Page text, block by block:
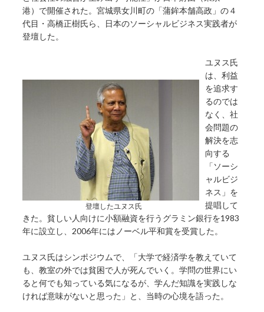
港）で開催された。宮城県女川町の「蒲鉾本舗高政」の４
代目・高橋正樹氏ら、日本のソーシャルビジネス実践者が
登壇した。
登壇したユヌス氏
ユヌス氏
は、利益
を追求す
るのでは
なく、社
会問題の
解決を志
向する
「ソーシ
ャルビジ
ネス」を
提唱して
きた。貧しい人向けに小額融資を行うグラミン銀行を1983
年に設立し、2006年にはノーベル平和賞を受賞した。
ユヌス氏はシンポジウムで、「大学で経済学を教えていて
も、教室の外では貧困で人が死んでいく。学問の世界にい
ると何でも知っている気になるが、学んだ知識を実践しな
ければ意味がないと思った」と、当時の心境を語った。